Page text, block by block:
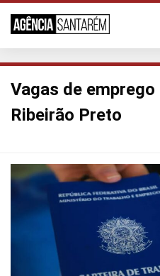
Vagas de
Ribeirão Preto